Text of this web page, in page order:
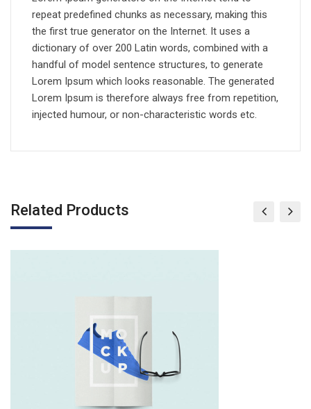
repeat predefined chunks as necessary, making this
the first true generator on the Internet. It uses a
dictionary of over 200 Latin words, combined with a
handful of model sentence structures, to generate
Lorem Ipsum which looks reasonable. The generated
Lorem Ipsum is therefore always free from repetition,
injected humour, or non-characteristic words etc.
Related Products